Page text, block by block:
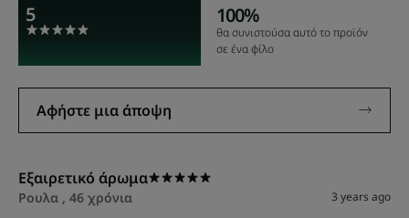
5 100%
θα συνιστούσα αυτό το προϊόν
σε ένα φίλο
Αφήστε μια άποψη
Εξαιρετικό άρωμα
Ρουλα , 46 χρόνια
3 years ago